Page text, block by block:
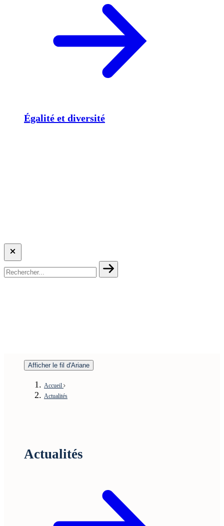
Égalité et diversité
Afficher le fil d'Ariane
Accueil
Actualités
Actualités